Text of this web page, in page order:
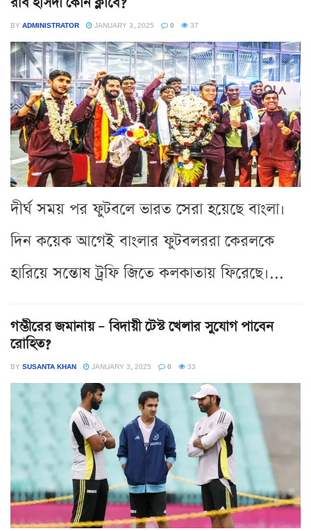
BY ADMINISTRATOR JANUARY 3, 2025 0 37
দীর্ঘ সময় পর ফুটবলে ভারত সেরা হয়েছে বাংলা।
দিন কয়েক আগেই বাংলার ফুটবলররা কেরলকে
হারিয়ে সন্তোষ ট্রফি জিতে কলকাতায় ফিরেছে।...
গম্ভীরের জমানায় – বিদায়ী টেস্ট খেলার সুযোগ পাবেন
রোহিত?
BY SUSANTA KHAN JANUARY 3, 2025 0 33